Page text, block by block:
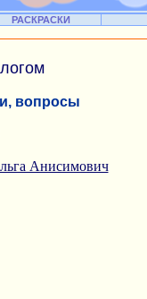
РАСКРАСКИ
вопросы
Анисимович